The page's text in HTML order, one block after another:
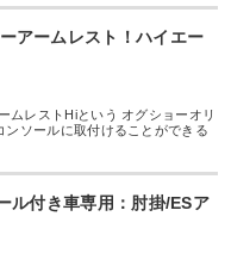
アームレスト！ハイエー
ムレストHiという オグショーオリ
ソールに取付けることができる
ル付き車専用：肘掛/ESア